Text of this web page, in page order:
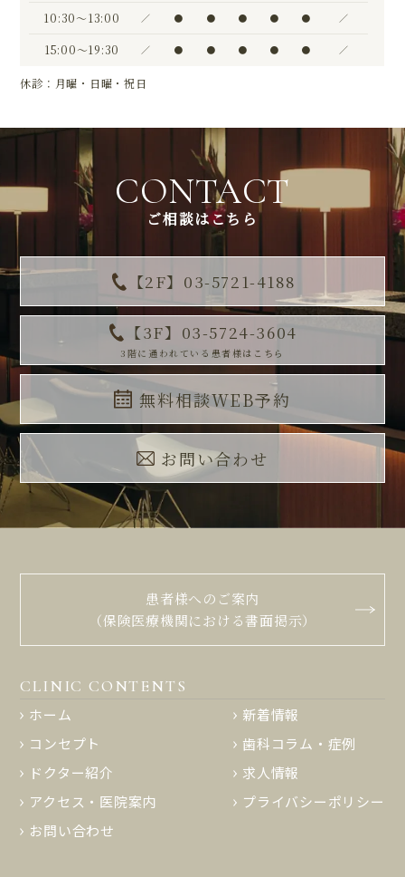
10:30〜13:00 ／ ● ● ● ● ● ／
15:00〜19:30 ／ ● ● ● ● ● ／
休診：月曜・日曜・祝日
CONTACT
ご相談はこちら
【2F】03-5721-4188
【3F】03-5724-3604
3階に通われている患者様はこちら
無料相談WEB予約
お問い合わせ
患者様へのご案内
（保険医療機関における書面掲示）
CLINIC CONTENTS
ホーム
コンセプト
ドクター紹介
アクセス・医院案内
お問い合わせ
新着情報
歯科コラム・症例
求人情報
プライバシーポリシー